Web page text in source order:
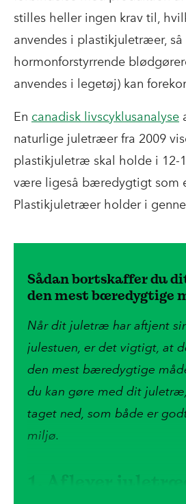
stilles heller ingen krav til,
anvendes i plastikjuletræer, så
hormonforstyrrende
anvendes i legetøj) kan
En canadisk livscyklusanalyse
naturlige juletræer fra 2009
plastikjuletræ skal holde i 12-
være ligeså bæredygtigt som
Plastikjuletræer holder i
Sådan bortskaffer du
den mest bæredygtige
Når dit juletræ har aftjent
julestuen, er det vigtigt, at
den mest bæredygtige
du kan gøre med dit
taget ned, som både er
miljø.
1. Aflever